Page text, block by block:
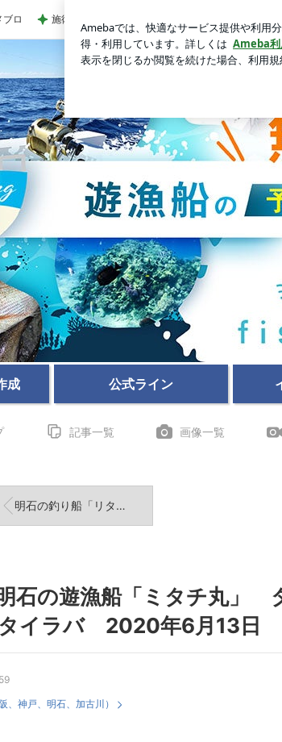
コエギ、ジギング、タイラバ 2020年6月13
ブロ 施術タオルを裏返し次の客に使う店
記事一覧 画像一覧
明石の釣り船「リタックル」タイラバ 2020年6月26日
石の遊漁船「ミタチ丸」
イラバ 2020年6月13日
、神戸、明石、加古川）
成 公式ライン